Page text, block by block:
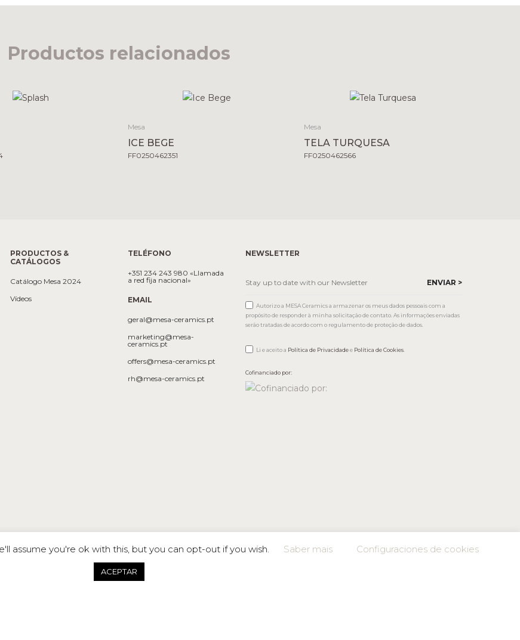
Productos relacionados
Mesa
ICE BEGE
FF0250462351
Mesa
TELA TURQUESA
FF0250462566
PRODUCTOS &
CATÁLOGOS
Catálogo Mesa 2024
Vídeos
TELÉFONO
+351 234 243 980 «Llamada
a red fija nacional»
EMAIL
geral@mesa-ceramics.pt
marketing@mesa-
ceramics.pt
offers@mesa-ceramics.pt
rh@mesa-ceramics.pt
NEWSLETTER
Autorizo a MESA Ceramics a armazenar os meus dados pessoais com a
propósito de responder à minha solicitação de contato. As informações enviadas
serão tratadas de acordo com o regulamento de proteção de dados.
Li e aceito a Política de Privacidadee Política de Cookies.
Cofinanciado por:
assume you're ok with this, but you can opt-out if you wish. Saber mais Configuraciones de cookies
ACEPTAR